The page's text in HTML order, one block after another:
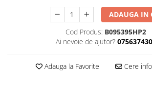
Uscatoare rufe
Utilaje si materiale de constructii
Laptop, Tablete & Telefoane
Accesorii tablete
Telefoane Mobile & accesorii
ADAUGA IN
Cod Produs: B095395HP2
Ai nevoie de ajutor?
Adauga la Favorite Cere